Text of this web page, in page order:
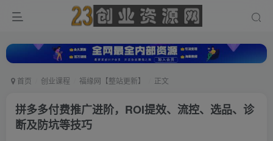
首页 创业课程 福缘网【整站更新】 正文
拼多多付费推广进阶，ROI提效、流控、选品、诊
断及防坑等技巧